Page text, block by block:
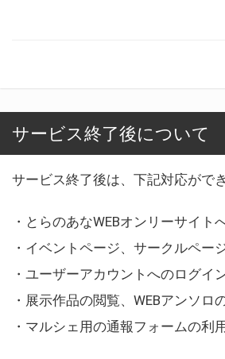
サービス終了後について
サービス終了後は、下記対応がで
・とらのあなWEBオンリーサイト
・イベントページ、サークルペー
・ユーザーアカウントへのログイ
・展示作品の閲覧、WEBアンソロ
・マルシェ用の通報フォームの利